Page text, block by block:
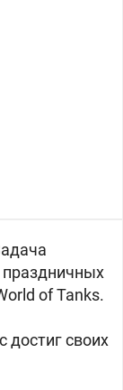
праздничных
of Tanks.
достигсвоих